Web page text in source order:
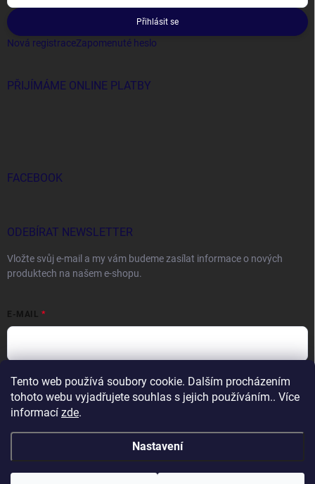
Tento web používá soubory cookie. Dalším procházením
tohoto webu vyjadřujete souhlas s jejich používáním.. Více
informací zde.
Nastavení
Přihlásit se
Nová registraceZapomenuté heslo
PŘIJÍMÁME ONLINE PLATBY
FACEBOOK
ODEBÍRAT NEWSLETTER
Vložte svůj e-mail a my vám budeme zasílat informace o nových
produktech na našem e-shopu.
E-MAIL
Vložením e-mailu souhlasíte spodmínkami ochrany osobních údajů
Přihlásit se
Copyright 2026DOCTORFISHING.CZ. Všechna práva vyhrazena.